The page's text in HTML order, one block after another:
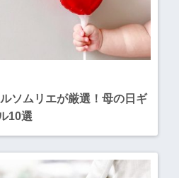
ソムリエが厳選！母の日ギ
10選